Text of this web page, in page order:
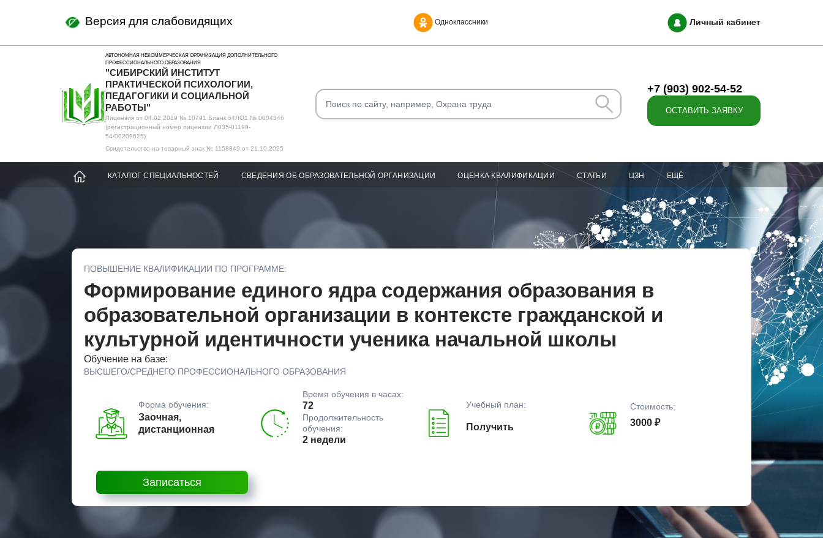
Версия для слабовидящих Одноклассники Личный кабинет
АВТОНОМНАЯ НЕКОММЕРЧЕСКАЯ ОРГАНИЗАЦИЯ ДОПОЛНИТЕЛЬНОГО
ПРОФЕССИОНАЛЬНОГО ОБРАЗОВАНИЯ
"СИБИРСКИЙ ИНСТИТУТ
ПРАКТИЧЕСКОЙ ПСИХОЛОГИИ,
ПЕДАГОГИКИ И СОЦИАЛЬНОЙ
РАБОТЫ"
Лицензия от 04.02.2019 № 10791 Бланк 54ЛО1 № 0004346
(регистрационный номер лицензии Л035-01199-
54/00209625)
Свидетельство на товарный знак № 1158849 от 21.10.2025
+7 (903) 902-54-52
ОСТАВИТЬ ЗАЯВКУ
КАТАЛОГ СПЕЦИАЛЬНОСТЕЙ СВЕДЕНИЯ ОБ ОБРАЗОВАТЕЛЬНОЙ ОРГАНИЗАЦИИ ОЦЕНКА КВАЛИФИКАЦИИ СТАТЬИ ЦЗН ЕЩЁ
ПОВЫШЕНИЕ КВАЛИФИКАЦИИ ПО ПРОГРАММЕ:
Формирование единого ядра содержания образования в
образовательной организации в контексте гражданской и
культурной идентичности ученика начальной школы
Обучение на базе:
ВЫСШЕГО/СРЕДНЕГО ПРОФЕССИОНАЛЬНОГО ОБРАЗОВАНИЯ
Форма обучения:
Заочная,
дистанционная
Время обучения в часах:
72
Продолжительность
обучения:
2 недели
Учебный план:
Получить
Стоимость:
3000 ₽
Записаться